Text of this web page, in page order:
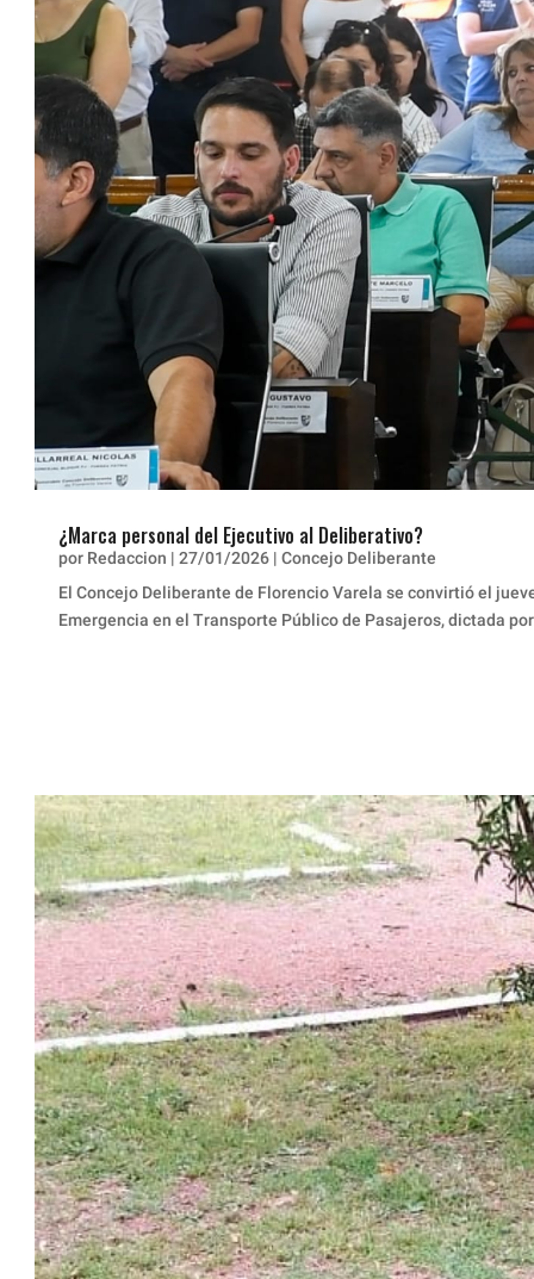
¿Marca personal del Ejecutivo al Deliberativo?
por Redaccion | 27/01/2026 | Concejo Deliberante
El Concejo Deliberante de Florencio Varela se convirtió el
Emergencia en el Transporte Público de Pasajeros, dictada